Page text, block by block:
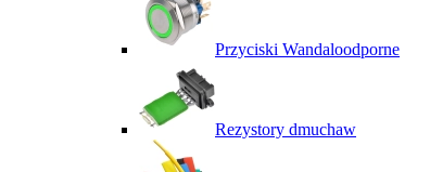
Przyciski Wandaloodporne
Rezystory dmuchaw